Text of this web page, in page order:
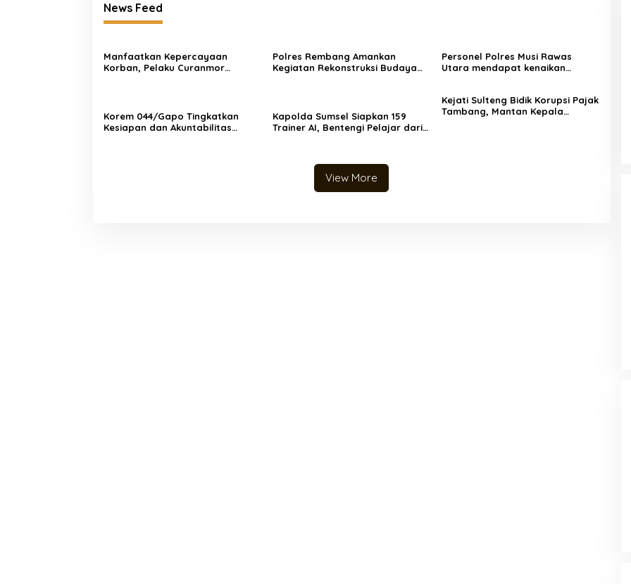
News Feed
Manfaatkan Kepercayaan
Korban, Pelaku Curanmor
Polres Rembang Amankan
Kegiatan Rekonstruksi Budaya
Personel Polres Musi Rawas
Utara mendapat kenaikan
berpangkat Kompol, naik
setingkat dari AKBP.
Korem 044/Gapo Tingkatkan
Kesiapan dan Akuntabilitas
Kapolda Sumsel Siapkan 159
Trainer AI, Bentengi Pelajar dari
Kejati Sulteng Bidik Korupsi Pajak
Tambang, Mantan Kepala
View More